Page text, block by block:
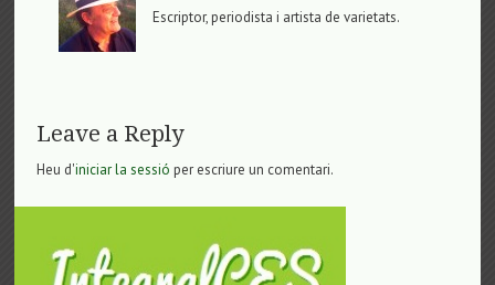
Escriptor, periodista i artista de varietats.
Leave a Reply
Heu d'iniciar la sessió per escriure un comentari.